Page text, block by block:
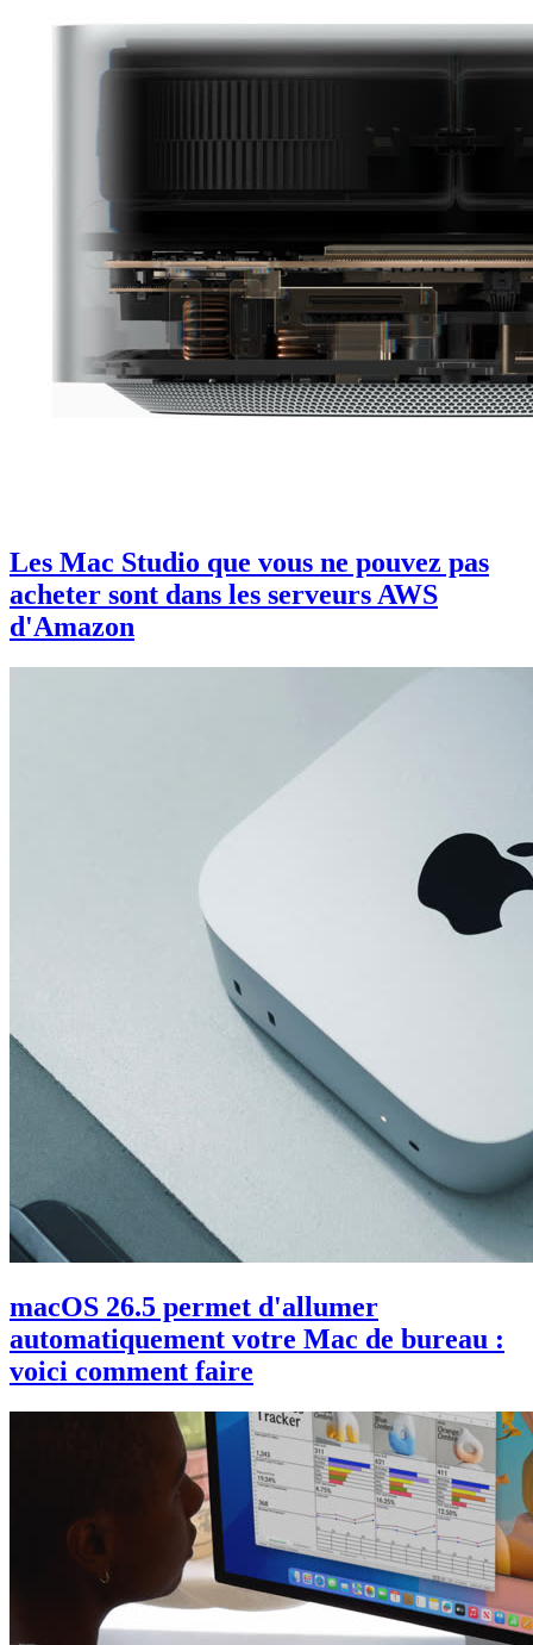
Les Mac Studio que vous ne pouvez pas
acheter sont dans les serveurs AWS
d'Amazon
macOS 26.5 permet d'allumer
automatiquement votre Mac de bureau :
voici comment faire